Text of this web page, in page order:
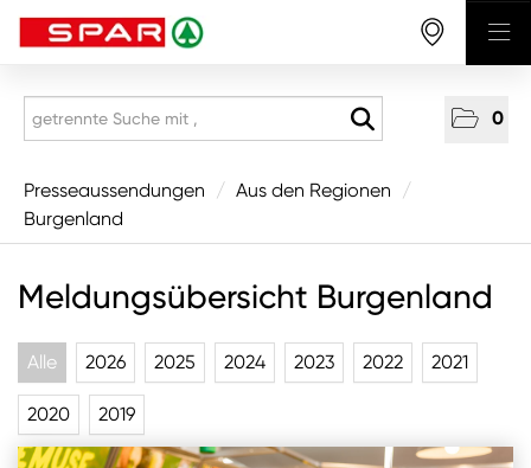
0
Presseaussendungen
National
Tirol
Salzburg
Oberösterreich
Presseaussendungen / Aus den Regionen
/
Burgenland
Meldungsübersicht Burgenland
Alle 2026 2025 2024 2023 2022 2021
2020 2019